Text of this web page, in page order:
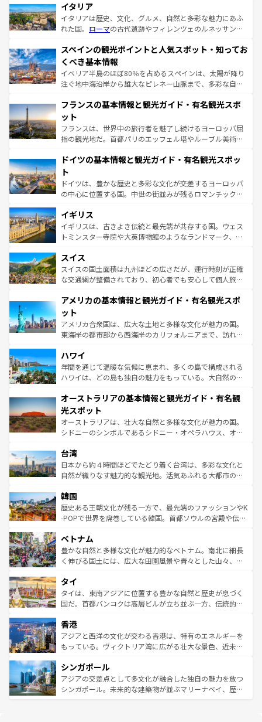
イタリア
イタリアは歴史、文化、グルメ、自然と多彩な魅力にあふ
れた国。 ローマの古代遺跡やフィレンツェのルネッサンス
ろん、トスカーナの美しい田園風景やアマルフィ海岸の絶
景など、自然景観も見逃せない。観光の合間には、本場の
ピザやパスタなど、絶品のイタリア料理を堪能することも
できる。朝目覚めてから夜眠るまで、すべての瞬間を楽し
なお、新着のイタリア情報はコンテンツ一覧を参照してほ
しい。
スペインの観光ポイントと人気スポット・知ってお
くべき基本情報
イベリア半島のほぼ80％を占めるスペインは、太陽が降り
注ぐ地中海沿岸から雄大なピレネー山脈まで、多彩な自然
文化が根付くこの国では、情熱的なフラメンコ、熱気あふ
れる闘牛、そして美味しいタパスが生活の一部となってい
る。首都マドリードの洗練された雰囲気や、バルセロナの
アートに溢れた街角から、地方では古代ローマ遺跡や中世
せる。地方によって風土や気候が異なるスペインはその個
ンテンツ一覧 を参照してほしい。
フランスの基本情報と観光ガイド・有名観光スポ
ット
フランスは、世界中の旅行者を魅了し続けるヨーロッパ屈
指の観光地だ。首都パリのエッフェル塔やルーブル美術館
で、幅広い魅力が詰まっている。華麗な宮殿、歴史的な大
聖堂、美しいビーチ、そして豊かな自然が、訪れる者を心
から魅了する。また、フランスは美食の国としても知ら
れ、フランス料理はユネスコ無形文化遺産にも登録されて
香り高いラベンダー畑など、多彩な楽しみ方が可能だ。さ
らに、パリ以外の地域にも魅力が溢れており、どの街角に
も豊かな歴史と文化が息づいている。パリ以外の個性あふ
を参照してほしい。
ドイツの基本情報と観光ガイド・有名観光スポッ
ト
ドイツは、豊かな歴史と多彩な文化が交差するヨーロッパ
の中心に位置する国。中世の街並みが残るロマンチック街
顔を持つこの国は、どこを歩いても飽きることがない。ベ
ルリンの文化的活気、バイエルン州のアルプスの絶景、そ
してライン川沿いのワイン畑といった風景は必見。ビール
は、お酒好きな人にはぜひ体験してほしい。 なお、新着の
ドイツ情報はコンテンツ一覧を参照してほしい。
イギリス
イギリスは、古きよき伝統と最先端が共存する国。ウェス
トミンスター寺院や大英博物館のようなランドマーク、歴
リアごとに異なる魅力がある。また、優雅なアフタヌーン
ティー、ビール好きにはたまらない英国パブ、サッカー観
戦など、本場だからこそできる体験も豊富。イギリスを旅
ンツ一覧を参照してほしい。
スイス
スイスの国土面積は九州ほどの広さだが、運行時刻が正確
な交通網が整備されており、初心者でも安心して個人旅行
の建物がそのまま残る町や、スイスならではのユニークな
博物館もあり、アルプス観光だけでなく町歩きも満喫する
ことができる。国民の所得が高いため物価も高いが、旅行
者向けの交通パス提供のサービスもあり、うまく活用すれ
着のスイス情報は
アメリカの基本情報と観光ガイド・有名観光スポ
ット
アメリカ合衆国は、広大な土地と多様な文化が魅力の国。
東海岸の都市部から西海岸のカリフォルニアまで、訪れる
のような巨大都市は、観光、ショッピング、エンターテイ
ンメントが詰まった刺激的なスポットだ。一方、アメリカ
西部には大自然が広がり、グランドキャニオンやイエロー
部のニューオーリンズでは、音楽と美食が融合した独特の
文化が魅力。旅行者はアメリカの各地域で異なる魅力を楽
しみながら、その多様性と豊かな歴史を感じることができ
るだろう。車でのロードトリップや列車の旅も、アメリカ
情報は
ハワイ
年間を通じて温暖な気候に恵まれ、多くの島で構成される
ハワイは、どの島も独自の魅力をもっている。大自然の神
ワイ島は見逃せない。また、定番の観光地といえばオアフ
島だが、静かな自然を求めるならマウイ島やカウアイ島が
おすすめ。エメラルドグリーンに輝く海をはじめ、豊かな
文化や歴史が息づいている。「アロハスピリット」と呼ば
人々、おいしいローカルフードやハワイアンミュージッ
ク、伝統的なフラダンスなど、すべてがハワイの魅力を彩
っている。訪れるたびに新しい発見と感動が待っているハ
はコンテンツ一覧
オーストラリアの基本情報と観光ガイド・有名観
光スポット
オーストラリアは、壮大な自然と多様な文化が魅力の国。
シドニーのシンボルであるシドニー・オペラハウス、オー
リアリーフや大陸中央部にそびえるウルル（エアーズロッ
ク）、タスマニアの美しい原生林やケアンズの熱帯雨林な
ど、見どころがたくさん。また、カフェやワイン、オージ
いる。アクティビティも充実しており、サーフィンやダイ
ビング、ハイキングなど、アウトドア好きにはたまらな
い。オーストラリアの多彩な魅力を存分に味わいつくそ
参照してほしい。
台湾
日本から約４時間ほどでたどり着く台湾は、多彩な文化と
自然が織りなす魅力的な観光地。活気あふれる大都市の台
ン）、静ひつな山岳地帯である台湾東部など、都市の喧騒
と山間の静けさが共存しており、訪れる人に新しい発見と
驚きをもたらしてくれる。また、奥深い台湾の食文化も魅
容にもいいと評判のスイーツなど、バラエティ豊かな料理
が味わえる。 なお、新着の台湾情報は コンテンツ一覧を参
照してほしい。
韓国
歴史ある王朝文化が残る一方で、最先端のファッションやK
-POPで世界を席巻している韓国。首都ソウルの宮殿や伝統
き、地方に足を延ばせば四季折々の自然美を楽しむことが
できる。そして、キムチや焼肉、絶品のストリートフード
まで、さまざまな韓国料理が待っている。夜には、韓国な
リティに包まれながら、韓国の多彩な魅力を心ゆくまで味
わってみてほしい。 なお、新着の韓国情報はコンテンツ一
覧を参照してほしい。
ベトナム
豊かな自然と多様な文化が魅力的なベトナム。南北に細長
く伸びる国土には、広大な田園風景や青々とした山々、世
急速な発展と共に伝統が息づく。ハノイの古い町並みやホ
ーチミン市のフランス統治時代の建物も、独特の雰囲気を
醸し出している。また、バラエティの豊かさとおいしさで
とつ。フォーやバインミー、ベトナムコーヒーなどは、ぜ
ひ現地で味わいたい。どの地域を訪れてもあたたかい人々
が旅行者を迎えてくれるので、きっと忘れられない旅にな
参照してほしい。
タイ
タイは、東南アジアに位置する豊かな自然と歴史が息づく
国だ。首都バンコクは高層ビルが立ち並ぶ一方、伝統的な
の活気が交差している。北部ではチェンマイなどの山岳地
帯で自然と触れ合い、南部ではプーケットやクラビの美し
いビーチでリゾート気分を楽しむことができる。タイ料理
激する。気候は一年中温暖で、どの季節にも異なる楽しみ
が待っている。親しみやすいタイの人々、仏教を中心とし
た文化、そして多様な観光資源が、訪れる旅人を魅了し続
香港
アジアと西洋の文化が交わる香港は、特有のエネルギーを
もっている。ヴィクトリア湾に広がる壮大な景色、近未来
み、どこを訪れても感動するはず。観光スポットが密集し
ており、効率よく見どころを回れるのも魅力。息をのむよ
うな絶景から文化的な体験まで、香港を存分に楽しみ尽く
シンガポール
アジアの交差点として多文化が融合した独自の魅力を放つ
シンガポール。未来的な建築物が並ぶマリーナベイ、歴史